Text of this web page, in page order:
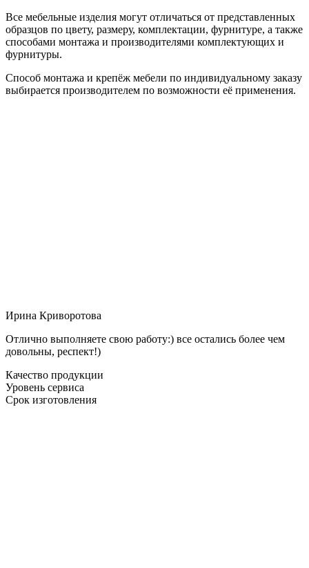
Все мебельные изделия могут отличаться от представленных
образцов по цвету, размеру, комплектации, фурнитуре, а также
способами монтажа и производителями комплектующих и
фурнитуры.
Способ монтажа и крепёж мебели по индивидуальному заказу
выбирается производителем по возможности её применения.
Ирина Криворотова
Отлично выполняете свою работу:) все остались более чем
довольны, респект!)
Качество продукции
Уровень сервиса
Срок изготовления